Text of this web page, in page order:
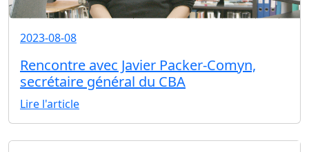
2023-08-08
Rencontre avec Javier Packer-Comyn,
secrétaire général du CBA
Lire l'article